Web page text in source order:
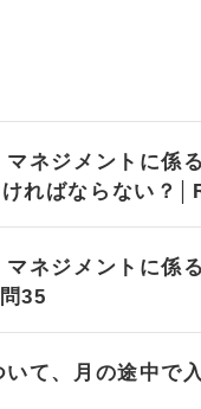
マネジメントに係
ればならない？
マネジメントに係
35
いて、月の途中で